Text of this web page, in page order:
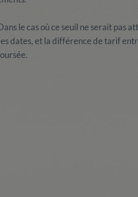
le cas où ce seuil ne serait pas
dates, et la différence de tarif